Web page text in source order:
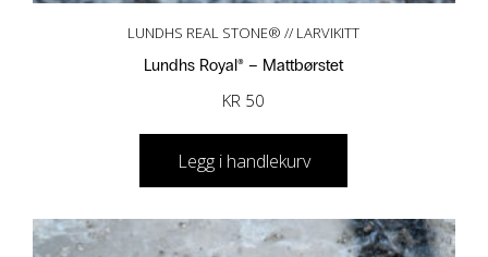
LUNDHS REAL STONE® // LARVIKITT
Lundhs Royal® – Mattbørstet
KR 50
Legg i handlekurv